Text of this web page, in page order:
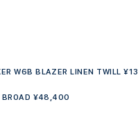
W6B BLAZER LINEN TWILL
BROAD ¥48,400